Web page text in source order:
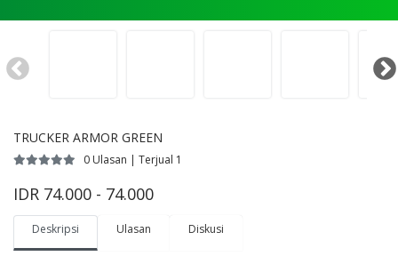
TRUCKER ARMOR GREEN
0 Ulasan | Terjual 1
IDR 74.000 - 74.000
Deskripsi Ulasan Diskusi